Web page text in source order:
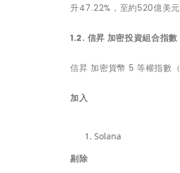
升47.22%，至約520億美
1.2. 信昇 加密投資組合指數
信昇 加密貨幣 5 等權指數
加入
Solana
剔除